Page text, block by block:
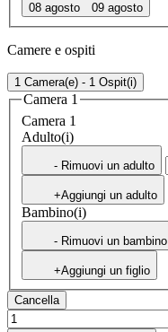
08 agosto 09 agosto
Camere e ospiti
1 Camera(e) - 1 Ospit(i)
Camera 1
Camera 1
Adulto(i)
- Rimuovi un adulto
+Aggiungi un adulto
Bambino(i)
- Rimuovi un bambino
+Aggiungi un figlio
Cancella